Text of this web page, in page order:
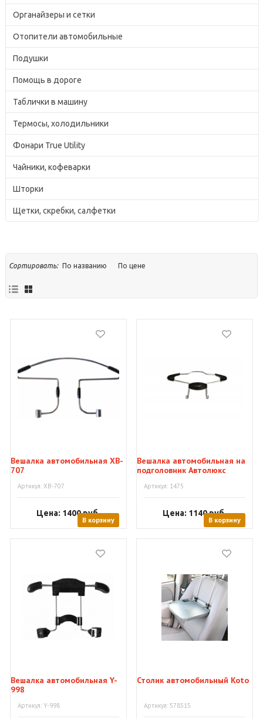
Органайзеры и сетки
Отопители автомобильные
Подушки
Помощь в дороге
Таблички в машину
Термосы, холодильники
Фонари True Utility
Чайники, кофеварки
Шторки
Щетки, скребки, салфетки
Сортировать: По названию По цене
Вешалка автомобильная XB-
707
Артикул: XB-707
Цена: 1400руб.
В корзину
Вешалка автомобильная на
подголовник Автолюкс
Артикул: 1475
Цена: 1140руб.
В корзину
Вешалка автомобильная Y-
998
Артикул: Y-998
Столик автомобильный Koto
Артикул: 578515